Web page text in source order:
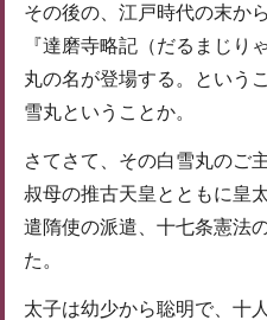
その後の、江戸時代の末か
『達磨寺略記（だるまじり
丸の名が登場する。という
雪丸ということか。
さてさて、その白雪丸のご
叔母の推古天皇とともに皇
遣隋使の派遣、十七条憲法
た。
太子は幼少から聡明で、十